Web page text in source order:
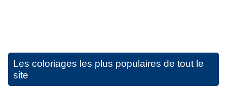
Les coloriages les plus populaires de tout le
site